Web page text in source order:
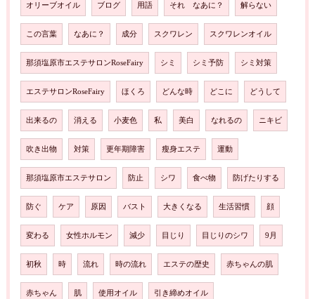
オリーブオイル ブログ 用語 それ なあに？ 解らない
この言葉 なあに？ 成分 スクワレン スクワレンオイル
那須塩原市エステサロンRoseFairy シミ シミ予防 シミ対策
エステサロンRoseFairy ほくろ どんな時 どこに どうして
出来るの 消える 小麦色 私 美白 なれるの ニキビ
吹き出物 対策 更年期障害 瘦身エステ 運動
那須塩原市エステサロン 防止 シワ 食べ物 防げたりする
防ぐ ケア 原因 バスト 大きくなる 生活習慣 顔
変わる 女性ホルモン 減少 目じり 目じりのシワ 9月
初秋 時 流れ 時の流れ エステの歴史 赤ちゃんの肌
赤ちゃん 肌 使用オイル 引き締めオイル